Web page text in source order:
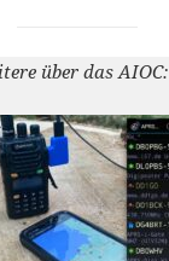
über das AIOC: